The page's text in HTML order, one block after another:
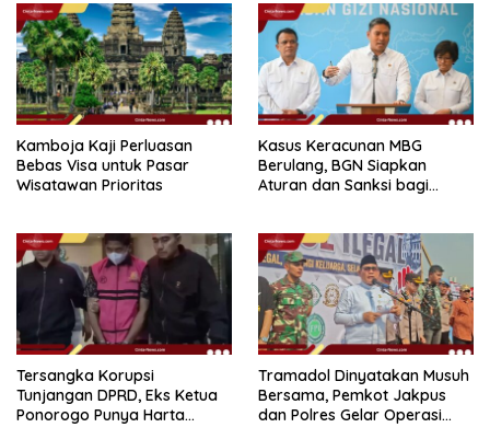
Kamboja Kaji Perluasan
Bebas Visa untuk Pasar
Wisatawan Prioritas
Kasus Keracunan MBG
Berulang, BGN Siapkan
Aturan dan Sanksi bagi
Tersangka Korupsi
Tunjangan DPRD, Eks Ketua
Ponorogo Punya Harta
Tramadol Dinyatakan Musuh
Bersama, Pemkot Jakpus
dan Polres Gelar Operasi